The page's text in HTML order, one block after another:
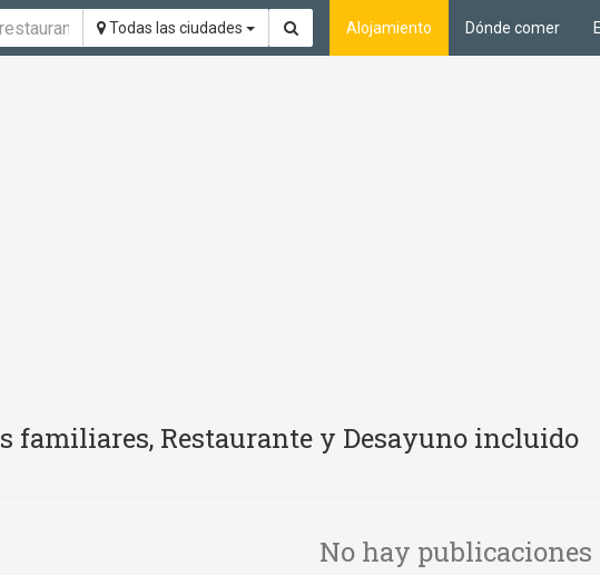
Todas las ciudades Alojamiento Dónde comer
familiares, Restaurante y Desayuno incluido
No hay publicaciones